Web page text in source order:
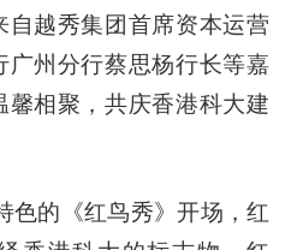
越秀集团首席资本运营
州分行蔡思杨行长等嘉
相聚，共庆香港科大建
色的《红鸟秀》开场，红